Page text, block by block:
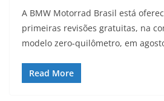
A BMW Motorrad Brasil está
primeiras revisões gratuitas, na
modelo zero-quilômetro, em
Read More